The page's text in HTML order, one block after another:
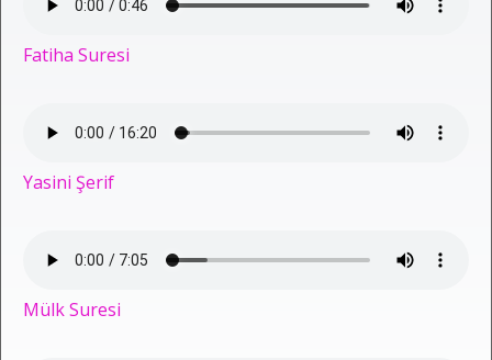
Fatiha Suresi
Yasini Şerif
Mülk Suresi